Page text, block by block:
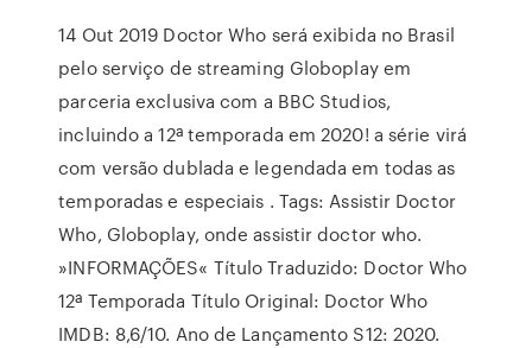
14 Out 2019 Doctor Who será exibida no Brasil
pelo serviço de streaming Globoplay em
parceria exclusiva com a BBC Studios,
incluindo a 12ª temporada em 2020! a série virá
com versão dublada e legendada em todas as
temporadas e especiais . Tags: Assistir Doctor
Who, Globoplay, onde assistir doctor who.
»INFORMAÇÕES« Título Traduzido: Doctor Who
12ª Temporada Título Original: Doctor Who
IMDB: 8,6/10. Ano de Lançamento S12: 2020.